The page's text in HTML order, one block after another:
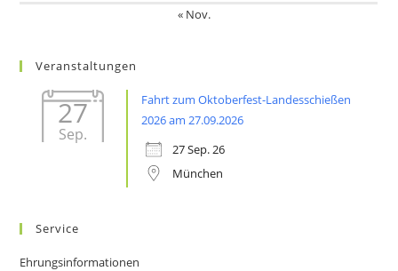
« Nov.
Veranstaltungen
27
Sep.
Fahrt zum Oktoberfest-Landesschießen
2026 am 27.09.2026
27 Sep. 26
München
Service
Ehrungsinformationen